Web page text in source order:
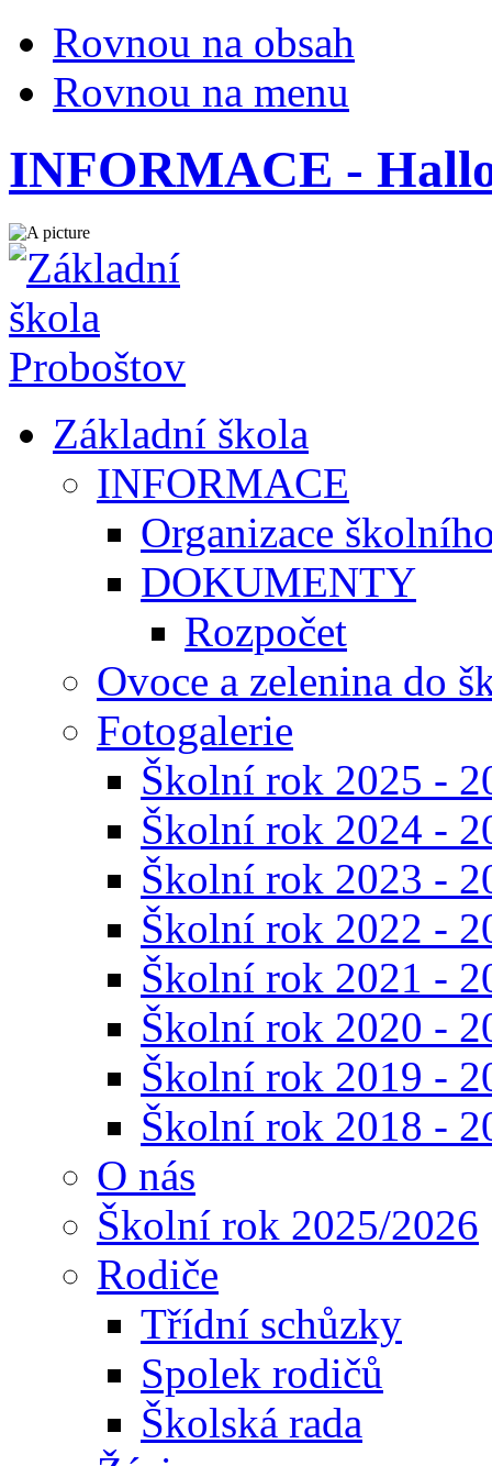
Rovnou na obsah
Rovnou na menu
INFORMACE -
Základní škola
INFORMACE
Organizace
DOKUMENTY
Rozpočet
Ovoce a zelenina do
Fotogalerie
Školní rok 2025 -
Školní rok 2024 -
Školní rok 2023 -
Školní rok 2022 -
Školní rok 2021 -
Školní rok 2020 -
Školní rok 2019 -
Školní rok 2018 -
O nás
Školní rok 2025/2026
Rodiče
Třídní schůzky
Spolek rodičů
Školská rada